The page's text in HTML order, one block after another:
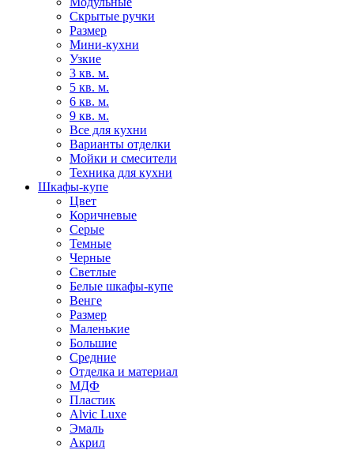
Скрытые ручки
Размер
Мини-кухни
Узкие
3 кв. м.
5 кв. м.
6 кв. м.
9 кв. м.
Все для кухни
Варианты отделки
Мойки и смесители
Техника для кухни
Шкафы-купе
Цвет
Коричневые
Серые
Темные
Черные
Светлые
Белые шкафы-купе
Венге
Размер
Маленькие
Большие
Средние
Отделка и материал
МДФ
Пластик
Alvic Luxe
Эмаль
Акрил